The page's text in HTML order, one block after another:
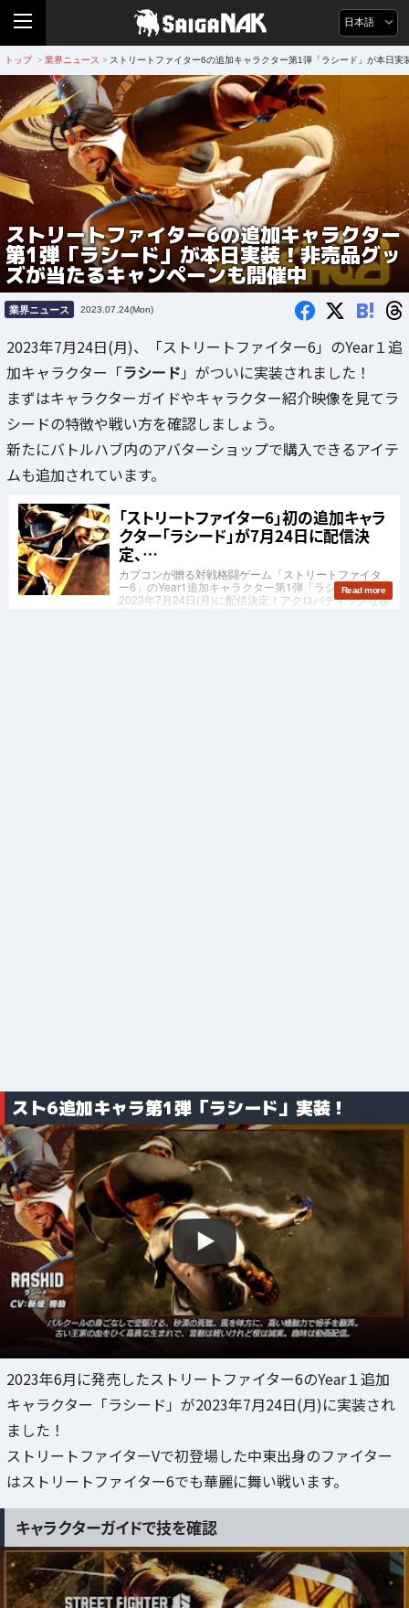
日本語
トップ > 業界ニュース > ストリートファイター6の追加キャラクター第1弾「ラシード」が本日
ストリートファイター6の追加キャラクター
第1弾「ラシード」が本日実装！非売品グッ
ズが当たるキャンペーンも開催中
業界ニュース 2023.07.24(Mon) B!
2023年7月24日(月)、「ストリートファイター6」のYear１追
加キャラクター「ラシード 」がついに実装されました！
まずはキャラクターガイドやキャラクター紹介映像を見てラ
シードの特徴や戦い方を確認しましょう。
新たにバトルハブ内のアバターショップで購入できるアイテ
ムも追加されています。
スト6追加キャラ第1弾「ラシード」実装！
2023年6月に発売したストリートファイター6のYear１追加
キャラクター「ラシード」が2023年7月24日(月)に実装され
ました！
ストリートファイターVで初登場した中東出身のファイター
はストリートファイター6でも華麗に舞い戦います。
キャラクターガイドで技を確認